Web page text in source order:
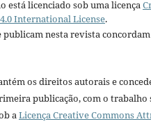
está licenciado sob uma licença
International License.
publicam nesta revista
os direitos autorais e
publicação, com o trabalho
aLicença Creative Commons